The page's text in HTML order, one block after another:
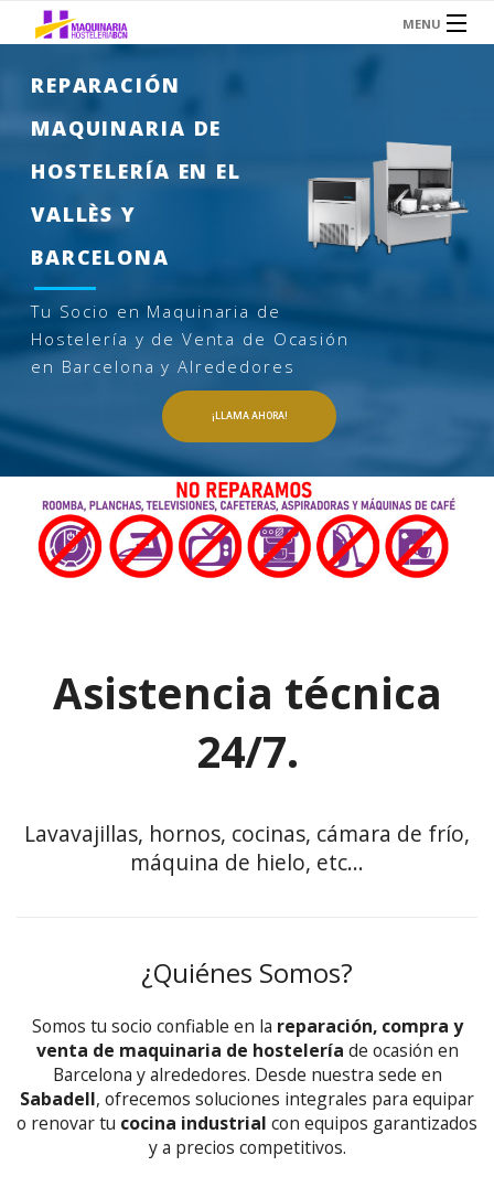
MENU
SOBRE NOSOTROS
HOSTELERÍA
AIRE ACONDICIONADO
TIENDA OCASIÓN
CONTACTO
REPARACIÓN
MAQUINARIA DE
HOSTELERÍA EN EL
VALLÈS Y
BARCELONA
¡LLAMA AHORA!
Tu Socio en Maquinaria de
Hostelería y de Venta de Ocasión
en Barcelona y Alrededores
Asistencia técnica
24/7.
Lavavajillas, hornos, cocinas, cámara de frío,
máquina de hielo, etc…
¿Quiénes Somos?
Somos tu socio confiable en la reparación, compra y
venta de maquinaria de hostelería de ocasión en
Barcelona y alrededores. Desde nuestra sede en
Sabadell, ofrecemos soluciones integrales para equipar
o renovar tu cocina industrial con equipos garantizados
y a precios competitivos.